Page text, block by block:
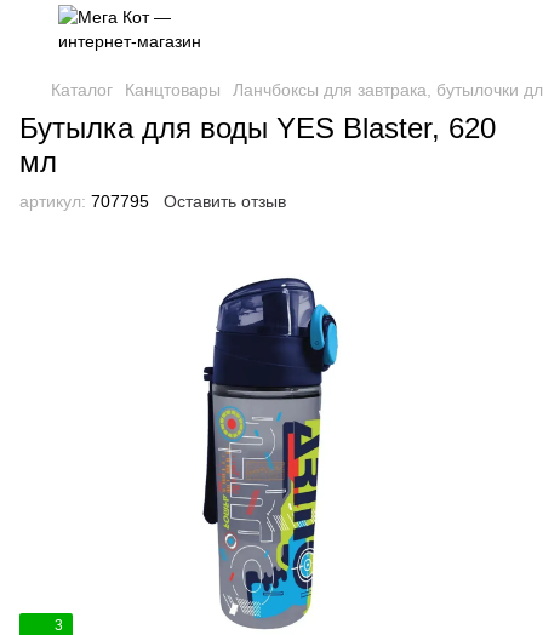
Каталог Канцтовары Ланчбоксы для завтрака, бутылочки
Бутылка для воды YES Blaster, 620
мл
артикул: 707795 Оставить отзыв
3